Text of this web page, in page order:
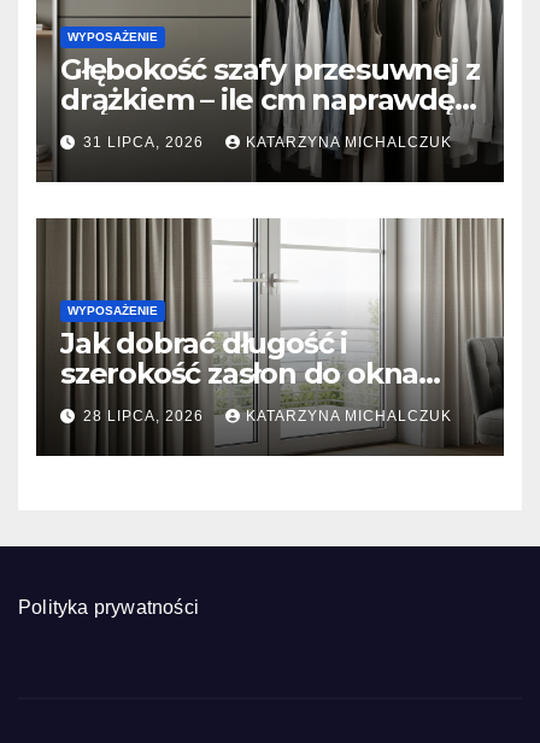
WYPOSAŻENIE
Głębokość szafy przesuwnej z
drążkiem – ile cm naprawdę
potrzeba, żeby ubrania się nie
gniotły?
31 LIPCA, 2026 KATARZYNA MICHALCZUK
WYPOSAŻENIE
Jak dobrać długość i
szerokość zasłon do okna
tarasowego? Prosty
kalkulator marszczenia
28 LIPCA, 2026 KATARZYNA MICHALCZUK
Polityka prywatności